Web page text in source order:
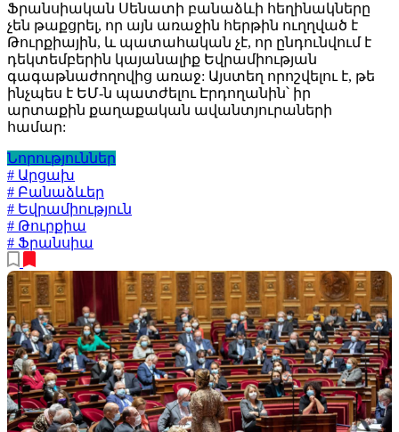
Ֆրանսիական Սենատի բանաձևի հեղինակները
չեն թաքցրել, որ այն առաջին հերթին ուղղված է
Թուրքիային, և պատահական չէ, որ ընդունվում է
դեկտեմբերին կայանալիք Եվրամիության
գագաթնաժողովից առաջ: Այստեղ որոշվելու է, թե
ինչպես է ԵՄ-ն պատժելու Էրդողանին՝ իր
արտաքին քաղաքական ավանտյուրաների
համար:
Նորություններ
# Արցախ
# Բանաձևեր
# Եվրամիություն
# Թուրքիա
# Ֆրանսիա